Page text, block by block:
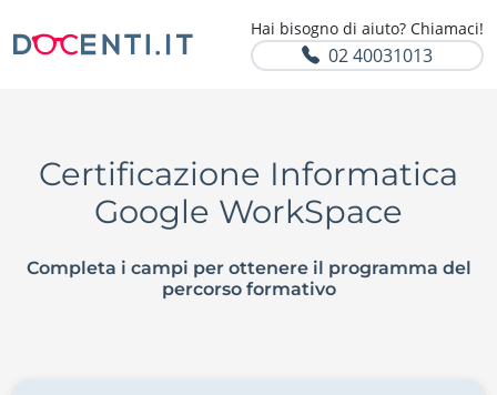
Hai bisogno di aiuto? Chiamaci!
02 40031013
Certificazione Informatica
Google WorkSpace
Completa i campi per ottenere il programma del
percorso formativo